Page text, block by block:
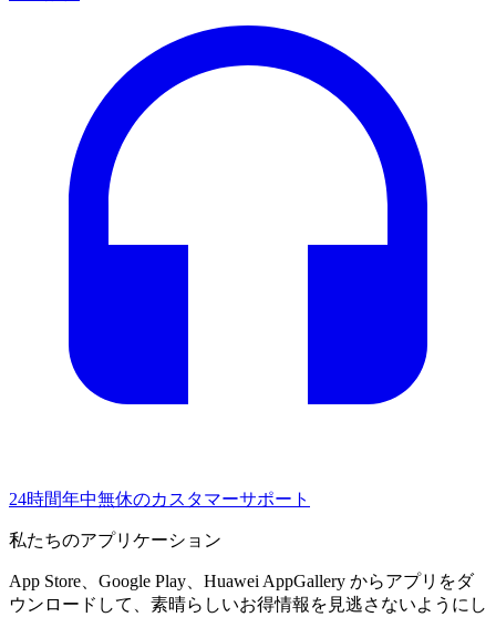
24時間年中無休のカスタマーサポート
私たちのアプリケーション
App Store、Google Play、Huawei AppGallery からアプリをダ
ウンロードして、素晴らしいお得情報を見逃さないようにし